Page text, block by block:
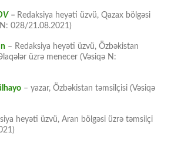
– Redaksiya heyəti üzvü, Qazax bölgəsi
028/21.08.2021)
– Redaksiya heyəti üzvü, Özbəkistan
üzrə menecer (Vəsiqə N:
– yazar, Özbəkistan təmsilçisi (Vəsiqə
heyəti üzvü, Aran bölgəsi üzrə təmsilçi